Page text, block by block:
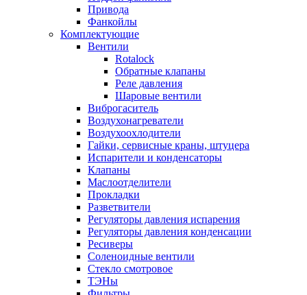
Привода
Фанкойлы
Комплектующие
Вентили
Rotalock
Обратные клапаны
Реле давления
Шаровые вентили
Виброгаситель
Воздухонагреватели
Воздухоохлодители
Гайки, сервисные краны, штуцера
Испарители и конденсаторы
Клапаны
Маслоотделители
Прокладки
Разветвители
Регуляторы давления испарения
Регуляторы давления конденсации
Ресиверы
Соленоидные вентили
Стекло смотровое
ТЭНы